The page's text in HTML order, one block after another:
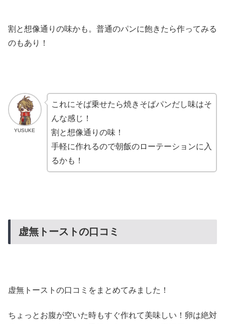
割と想像通りの味かも。普通のパンに飽きたら作ってみる
のもあり！
YUSUKE
これにそば乗せたら焼きそばパンだし味はそ
んな感じ！
割と想像通りの味！
手軽に作れるので朝飯のローテーションに入
るかも！
虚無トーストの口コミ
虚無トーストの口コミをまとめてみました！
ちょっとお腹が空いた時もすぐ作れて美味しい！卵は絶対